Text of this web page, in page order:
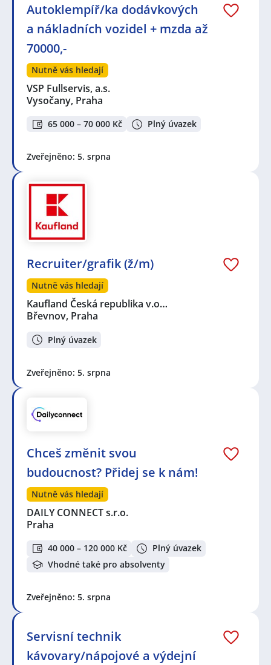
Autoklempíř/ka dodávkových
a nákladních vozidel + mzda až
70000,-
Nutně vás hledají
VSP Fullservis, a.s.
Vysočany, Praha
65 000 – 70 000 Kč Plný úvazek
Zveřejněno: 5. srpna
Recruiter/grafik (ž/m)
Nutně vás hledají
Kaufland Česká republika v.o…
Břevnov, Praha
Plný úvazek
Zveřejněno: 5. srpna
Chceš změnit svou
budoucnost? Přidej se k nám!
Nutně vás hledají
DAILY CONNECT s.r.o.
Praha
40 000 – 120 000 Kč
Plný úvazek
Vhodné také pro absolventy
Zveřejněno: 5. srpna
Servisní technik
kávovary/nápojové a výdejní